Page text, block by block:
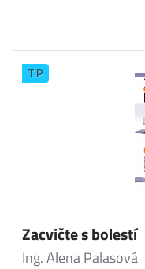
TIP
Zacvičte s bolestí
Ing. Alena Palasová